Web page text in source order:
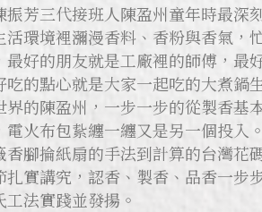
芳三代接班人陳盈州童年時最深
活環境裡瀰漫香料、香粉與香氣，
好的朋友就是工廠裡的師傅，最
的點心就是大家一起吃的大煮鍋
的陳盈州，一步一步的從製香基
火布包紥纏一纏又是另一個投入
腳掄紙扇的手法到計算的台灣花
實講究，認香、製香、品香一步
法實踐並發揚。